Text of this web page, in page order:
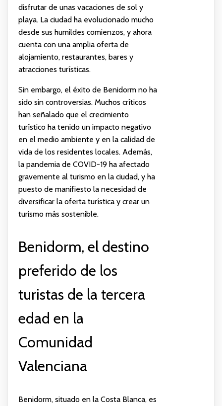
disfrutar de unas vacaciones de sol y
playa. La ciudad ha evolucionado mucho
desde sus humildes comienzos, y ahora
cuenta con una amplia oferta de
alojamiento, restaurantes, bares y
atracciones turísticas.
Sin embargo, el éxito de Benidorm no ha
sido sin controversias. Muchos críticos
han señalado que el crecimiento
turístico ha tenido un impacto negativo
en el medio ambiente y en la calidad de
vida de los residentes locales. Además,
la pandemia de COVID-19 ha afectado
gravemente al turismo en la ciudad, y ha
puesto de manifiesto la necesidad de
diversificar la oferta turística y crear un
turismo más sostenible.
Benidorm, el destino
preferido de los
turistas de la tercera
edad en la
Comunidad
Valenciana
Benidorm, situado en la Costa Blanca, es